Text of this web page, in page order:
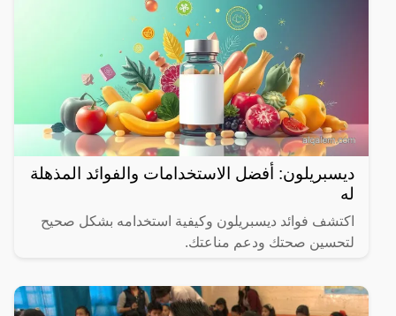
ديسبريلون: أفضل الاستخدامات والفوائد المذهلة
له
اكتشف فوائد ديسبريلون وكيفية استخدامه بشكل صحيح
لتحسين صحتك ودعم مناعتك.